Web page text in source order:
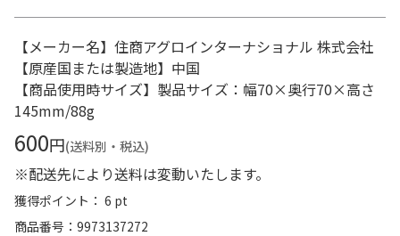
【メーカー名】住商アグロインターナショナル 株式会社
【原産国または製造地】中国
【商品使用時サイズ】製品サイズ：幅70×奥行70×高さ
145mm/88g
600円(送料別・税込)
※配送先により送料は変動いたします。
獲得ポイント： 6 pt
商品番号
9973137272